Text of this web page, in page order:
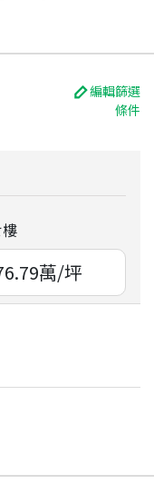
編輯篩選
條件
萬/坪